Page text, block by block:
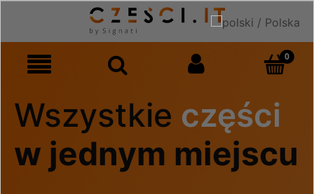
Wszystkie części
w jednym miejscu